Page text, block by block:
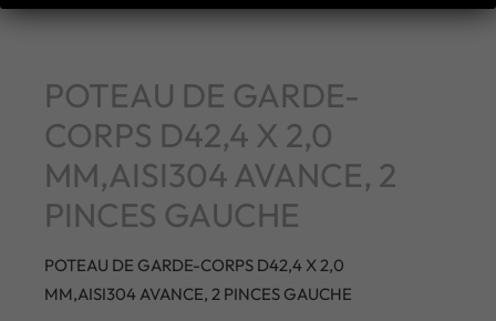
POTEAU DE GARDE-
CORPS D42,4 X 2,0
MM,AISI304 AVANCE, 2
PINCES GAUCHE
POTEAU DE GARDE-CORPS D42,4 X 2,0
MM,AISI304 AVANCE, 2 PINCES GAUCHE